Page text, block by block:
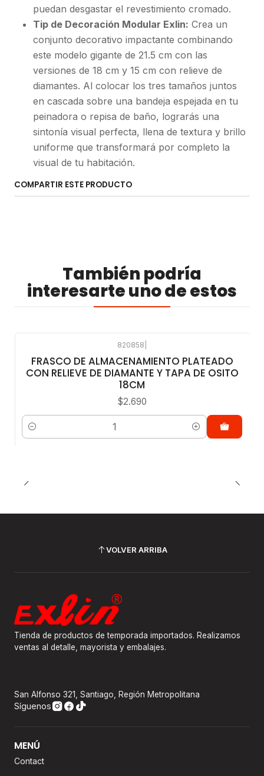
puedan desgastar el revestimiento cromado.
Tip de Decoración Modular Exlin: Crea un
conjunto decorativo impactante combinando
este modelo gigante de 21.5 cm con las
versiones de 18 cm y 15 cm con relieve de
diamantes. Al colocar los tres tamaños juntos
en cascada sobre una bandeja espejada en tu
peinadora o repisa de baño, lograrás una
sintonía visual perfecta, llena de textura y brillo
uniforme que transformará por completo la
visual de tu habitación.
COMPARTIR ESTE PRODUCTO
También podría
interesarte uno de estos
820858
FRASCO DE ALMACENAMIENTO PLATEADO
CON RELIEVE DE DIAMANTE Y TAPA DE OSITO
18CM
$2.690
Cantidad
VOLVER ARRIBA
Tienda de productos de temporada importados. Realizamos
ventas al detalle, mayorista y embalajes.
San Alfonso 321, Santiago, Región Metropolitana
Síguenos
MENÚ
Contact